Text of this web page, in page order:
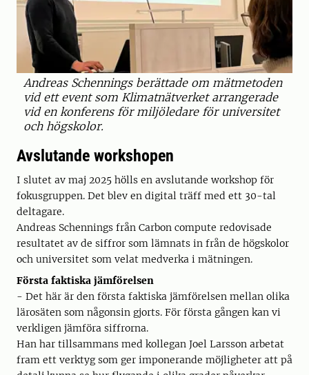
Andreas Schennings berättade om mätmetoden
vid ett event som Klimatnätverket arrangerade
vid en konferens för miljöledare för universitet
och högskolor.
Avslutande workshopen
I slutet av maj 2025 hölls en avslutande workshop för
fokusgruppen. Det blev en digital träff med ett 30-tal
deltagare.
Andreas Schennings från Carbon compute redovisade
resultatet av de siffror som lämnats in från de högskolor
och universitet som velat medverka i mätningen.
Första faktiska jämförelsen
- Det här är den första faktiska jämförelsen mellan olika
lärosäten som någonsin gjorts. För första gången kan vi
verkligen jämföra siffrorna.
Han har tillsammans med kollegan Joel Larsson arbetat
fram ett verktyg som ger imponerande möjligheter att på